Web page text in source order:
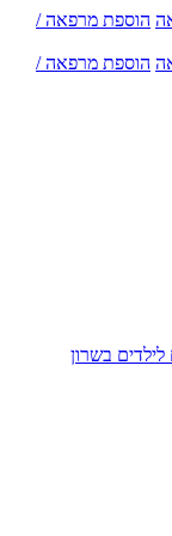
מרפאה /
מרפאה /
בשרון